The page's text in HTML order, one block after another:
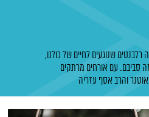
שנוגעים לחיים של כולנו,
עם אורחים מרתקים
והרב אסף עזריה